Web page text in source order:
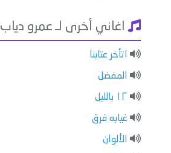
اغاني أخرى لـ عمرو دياب
اتأخر عتابنا
المفضل
١٢ بالليل
غيابه فرق
الألوان